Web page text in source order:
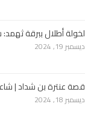
لخولة أطلال ببرقة
ديسمبر 19, 2024
قصة عنترة بن شداد |
ديسمبر 18, 2024